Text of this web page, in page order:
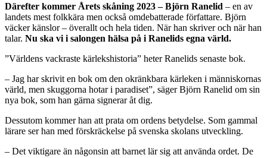
Därefter kommer Årets skåning 2023 – Björn Ranelid – en av
landets mest folkkära men också omdebatterade författare. Björn
väcker känslor – överallt och hela tiden. När han skriver och när han
talar. Nu ska vi i salongen hälsa på i Ranelids egna värld.
”Världens vackraste kärlekshistoria” heter Ranelids senaste bok.
– Jag har skrivit en bok om den okränkbara kärleken i människornas
värld, men skuggorna hotar i paradiset”, säger Björn Ranelid om sin
nya bok, som han gärna signerar åt dig.
Dessutom kommer han att prata om ordens betydelse. Som gammal
lärare ser han med förskräckelse på svenska skolans utveckling.
– Det viktigare än någonsin att barnet lär sig att använda ordet. De